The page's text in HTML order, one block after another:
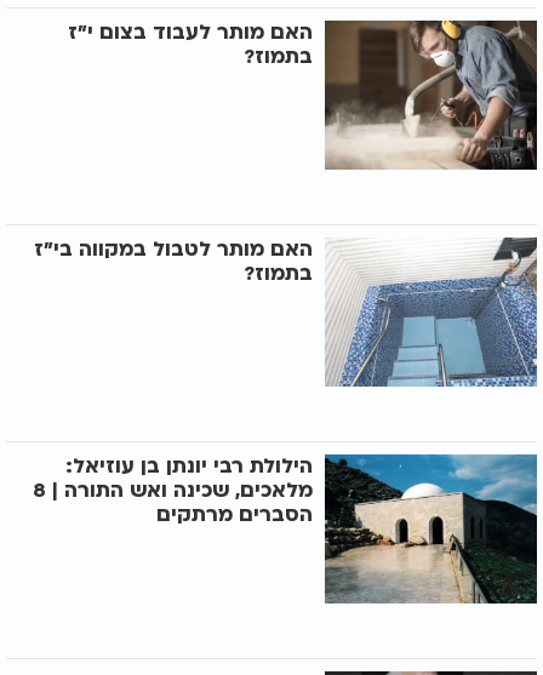
האם מותר לעבוד בצום י"ז
בתמוז?
האם מותר לטבול במקווה בי"ז
בתמוז?
הילולת רבי יונתן בן עוזיאל:
מלאכים, שכינה ואש התורה | 8
הסברים מרתקים